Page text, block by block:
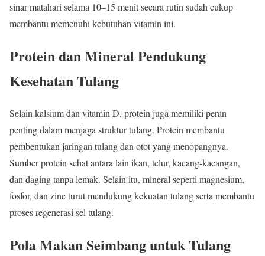
sinar matahari selama 10–15 menit secara rutin sudah cukup
membantu memenuhi kebutuhan vitamin ini.
Protein dan Mineral Pendukung
Kesehatan Tulang
Selain kalsium dan vitamin D, protein juga memiliki peran
penting dalam menjaga struktur tulang. Protein membantu
pembentukan jaringan tulang dan otot yang menopangnya.
Sumber protein sehat antara lain ikan, telur, kacang-kacangan,
dan daging tanpa lemak. Selain itu, mineral seperti magnesium,
fosfor, dan zinc turut mendukung kekuatan tulang serta membantu
proses regenerasi sel tulang.
Pola Makan Seimbang untuk Tulang